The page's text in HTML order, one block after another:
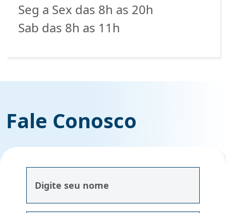
Seg a Sex das 8h as 20h
Sab das 8h as 11h
Fale Conosco